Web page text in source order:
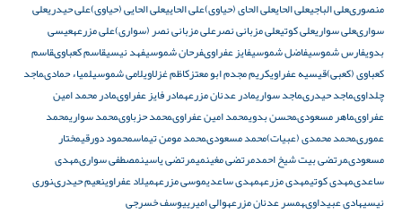
منصورىعلی الباجیعلی الحایعلی الحای (حیاوی)علی الحاییعلی الحایی (حیاوی)علی حیدریعلی
سوارىعلی سواریعلی کوتىعلی مزبانی نصرعلی مزبانی نصر (سواری)علی مزرعهعیسى
بدویفارس شموسیفاضل شموسیفایز عفراوىفرحان شموسیفهد نیسىقاسم کعباوىقاسم
کعباوى (کعبى)قیسیه عفراویكريم مجدم ابو معتزکاظم غزلاویلامی شموسیلمیاء حمادىماجد
چلداوىماجد حیدرىماجد سواریمادر عدنان مزرعهمادر فایز عفراوىمادر محمد امین
عفراوىماهر مسعودىمحسن بدویمحمد امین عفراوىمحمد حزباوىمحمد سواریمحمد
عمورىمحمد محمدى (عبیات)محمد مسعودىمحمد مومن تیماسمحمود دورقىمختار
مسعودىمرتضى بیت شیخ احمدمرتضى مغینمیمرتضى یاسینمصطفی سوارىمهدى
ساعدىمهدى کوتىمهدى مزرعهمهدی ساعدیموسى مزرعهمیلاد عفراوینعیم حیدرىنوری
نیسیهادى عبیداوىهمسر عدنان مزرعهوالی امیرییوسف خسرجى